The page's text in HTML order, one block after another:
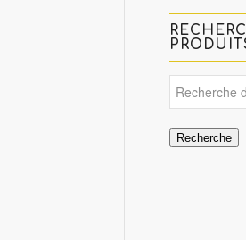
Recherche